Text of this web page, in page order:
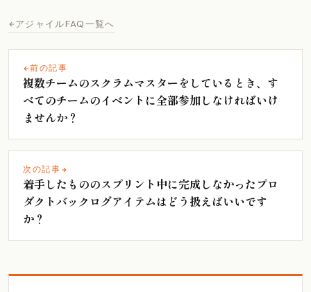
アジャイルFAQ一覧へ
前の記事
複数チームのスクラムマスターをしているとき、す
べてのチームのイベントに全部参加しなければいけ
ませんか？
次の記事
着手したもののスプリント中に完成しなかったプロ
ダクトバックログアイテムはどう扱えばいいです
か？